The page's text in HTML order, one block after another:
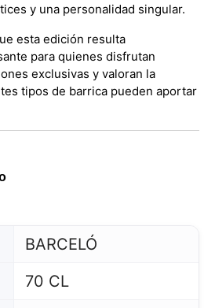
y una personalidad singular.
esta edición resulta
para quienes disfrutan
exclusivas y valoran la
tipos de barrica pueden aportar
BARCELÓ
70 CL